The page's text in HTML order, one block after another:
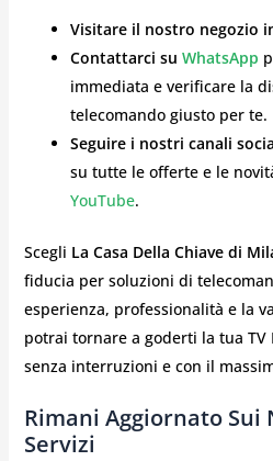
Visitare il nostro negozio
Contattarci su WhatsApp
immediata e verificare la
telecomando giusto per te.
Seguire i nostri canali
su tutte le offerte e le
YouTube.
Scegli La Casa Della Chiave di
fiducia per soluzioni di
esperienza, professionalità e la
potrai tornare a goderti la tua TV
senza interruzioni e con il
Rimani Aggiornato Sui
Servizi